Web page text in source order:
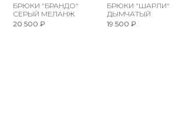
БРЮКИ "БРАНДО"
СЕРЫЙ МЕЛАНЖ
20 500 ₽
БРЮКИ "ШАРЛИ"
ДЫМЧАТЫЙ
19 500 ₽